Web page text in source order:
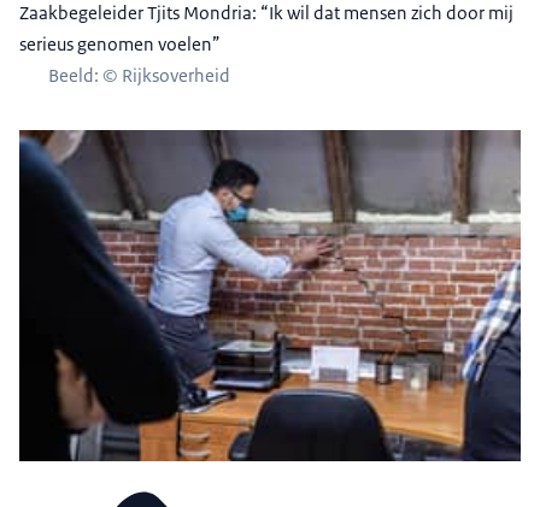
Zaakbegeleider Tjits Mondria: “Ik wil dat mensen zich door mij
serieus genomen voelen”
Beeld: © Rijksoverheid